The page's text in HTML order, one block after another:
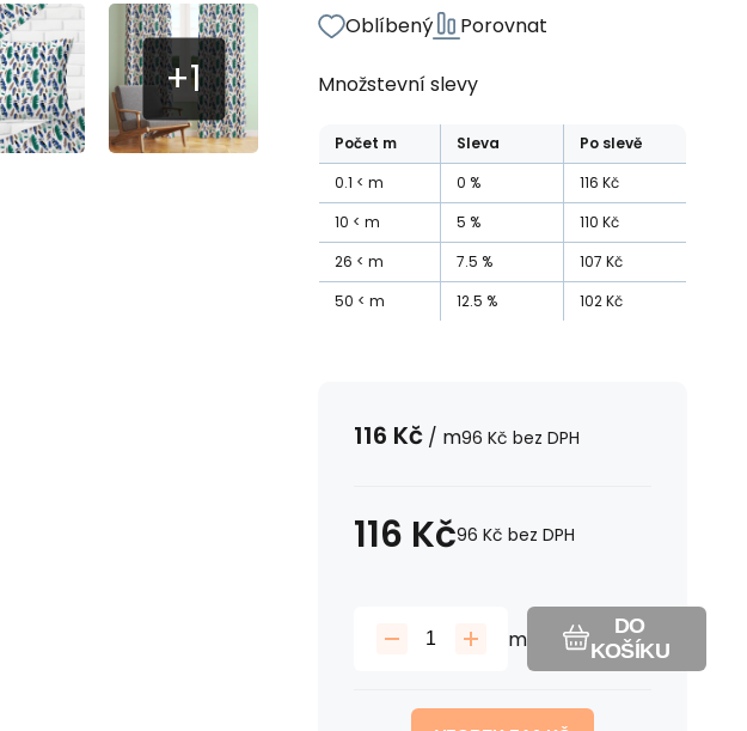
Oblíbený Porovnat
Množstevní slevy
Počet m Sleva
Po slevě
0.1
m 0 % 116 Kč
10
m 5 % 110 Kč
26
m 7.5 % 107 Kč
50
m 12.5 % 102Kč
116 Kč / m96 Kč bez DPH
116 Kč96 Kč bez DPH
m
DO
KOŠÍKU